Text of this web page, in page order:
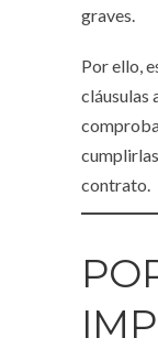
graves.
Por ello,
cláusulas
contrato.